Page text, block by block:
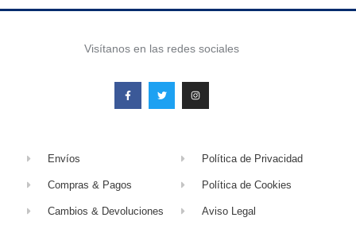
Visítanos en las redes sociales
Envíos
Compras & Pagos
Cambios & Devoluciones
Política de Privacidad
Política de Cookies
Aviso Legal